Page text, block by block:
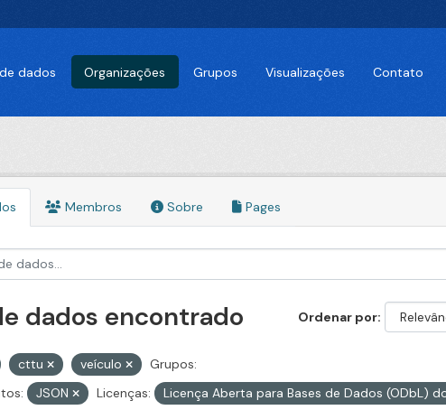
dados Organizações Grupos Visualizações Contato
Membros Sobre Pages
Ordenar por
dados encontrado
cttu veículo
Grupos:
JSON Licenças: Licença Aberta para Bases de Dados (ODbL)